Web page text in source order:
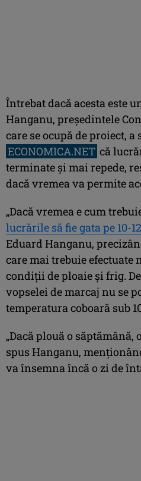
Întrebat dacă acesta este
Hanganu, preşedintele
care se ocupă de proiect,
ECONOMICA.NET că
terminate şi mai repede,
dacă vremea va permite
„Dacă vremea e cum
lucrările să fie gata pe 10-
Eduard Hanganu,
care mai trebuie efectuate
condiţii de ploaie şi frig.
vopselei de marcaj nu se
temperatura coboară sub
„Dacă plouă o
spus Hanganu,
va însemna încă o zi de